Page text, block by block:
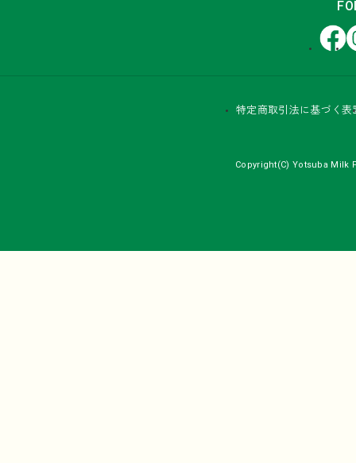
Facebook
特定商取引法に基づく表
Copyright(C) Yotsuba Milk